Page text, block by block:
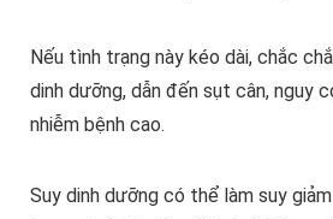
Nếu tình trạng này kéo dài, chắc
dinh dưỡng, dẫn đến sụt cân, nguy
nhiễm bệnh cao.
Suy dinh dưỡng có thể làm suy